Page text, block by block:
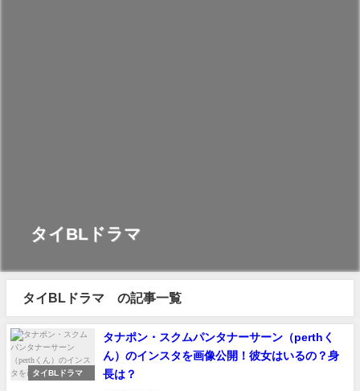
タイBLドラマ
タイBLドラマ の記事一覧
タイBLドラマ
タナポン・スクムパンタナーサーン（perthく
ん）のインスタを画像公開！彼女はいるの？身
長は？